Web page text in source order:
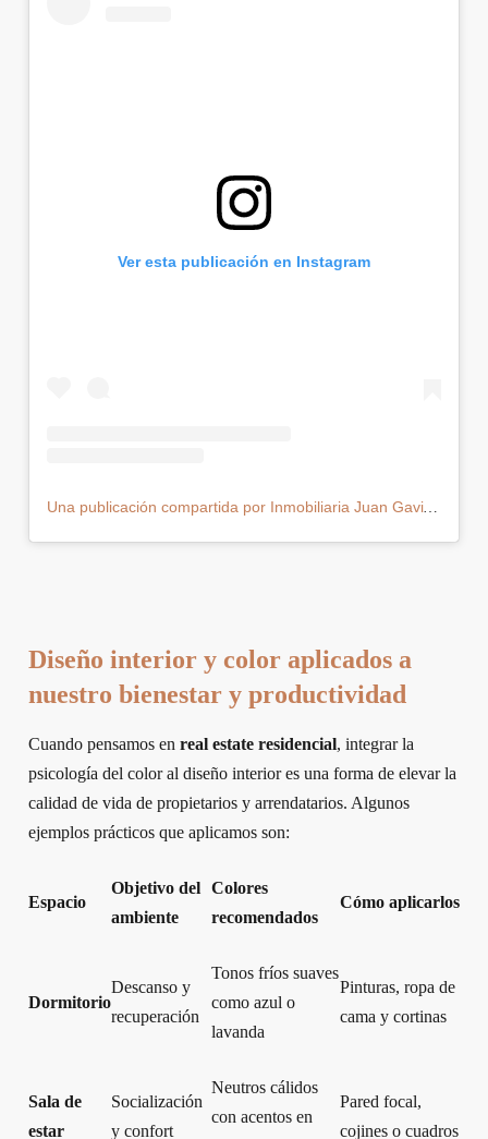
Ver esta publicación en Instagram
Diseño interior y color aplicados a
nuestro bienestar y productividad
Cuando pensamos en real estate residencial, integrar la
psicología del color al diseño interior es una forma de elevar la
calidad de vida de propietarios y arrendatarios. Algunos
ejemplos prácticos que aplicamos son:
Espacio
Objetivo del
ambiente
Colores
recomendados
Cómo aplicarlos
Dormitorio
Descanso y
recuperación
Tonos fríos suaves
como azul o
lavanda
Pinturas, ropa de
cama y cortinas
Sala de
estar
Socialización
y confort
Neutros cálidos
con acentos en
Pared focal,
cojines o cuadros